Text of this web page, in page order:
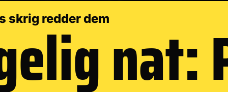
skrig redder dem nat: